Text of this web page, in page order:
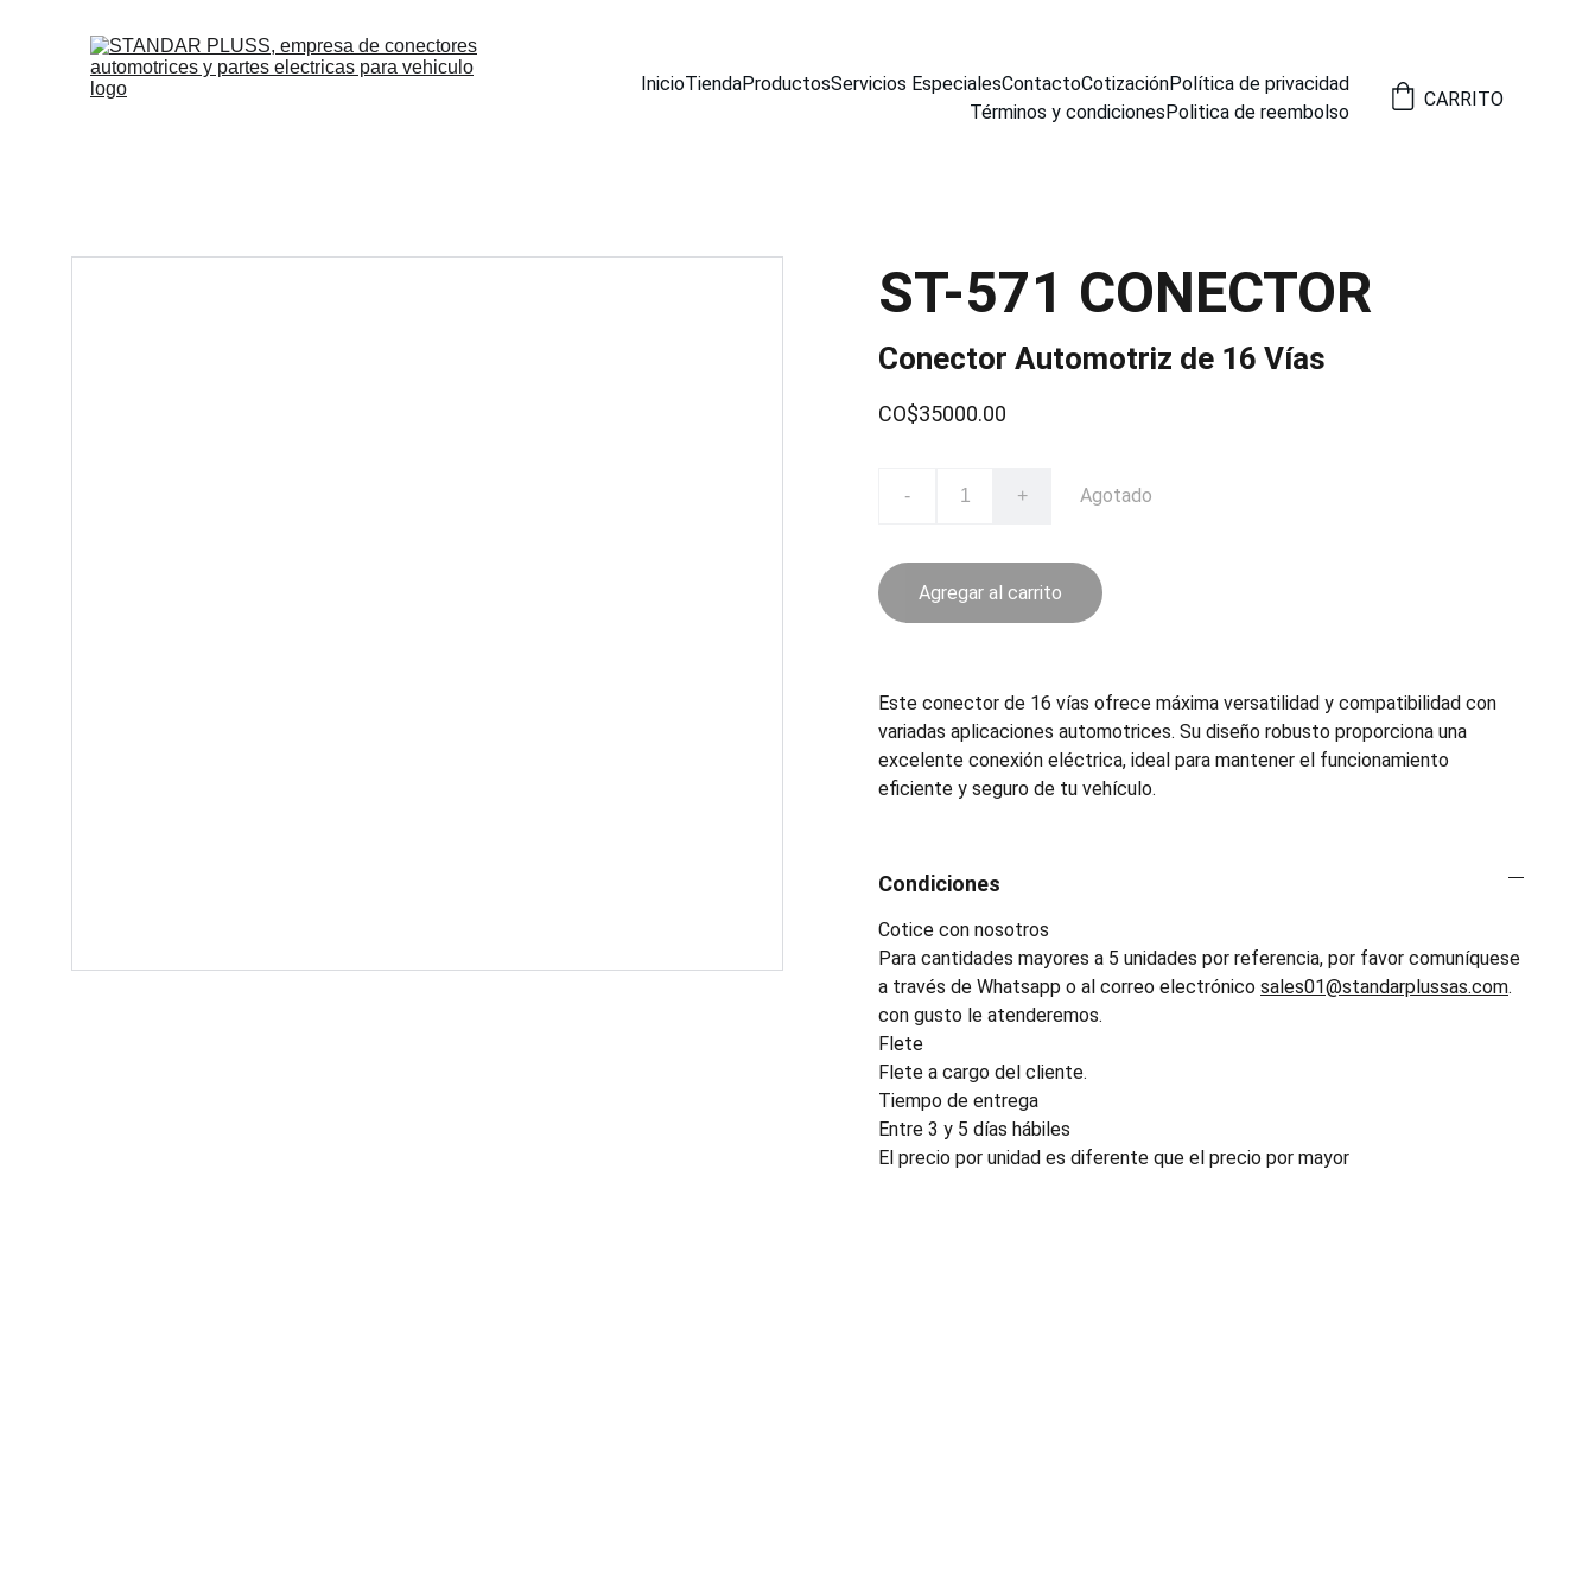
InicioTiendaProductosServicios EspecialesContactoCotizaciónPolítica de privacidad
Términos y condicionesPolitica de reembolso
CARRITO
ST-571 CONECTOR
Conector Automotriz de 16 Vías
CO$35000.00
- + Agotado
Agregar al carrito
Este conector de 16 vías ofrece máxima versatilidad y compatibilidad con
variadas aplicaciones automotrices. Su diseño robusto proporciona una
excelente conexión eléctrica, ideal para mantener el funcionamiento
eficiente y seguro de tu vehículo.
Condiciones
Cotice con nosotros
Para cantidades mayores a 5 unidades por referencia, por favor comuníquese
a través de Whatsapp o al correo electrónico sales01@standarplussas.com.
con gusto le atenderemos.
Flete
Flete a cargo del cliente.
Tiempo de entrega
Entre 3 y 5 días hábiles
El precio por unidad es diferente que el precio por mayor